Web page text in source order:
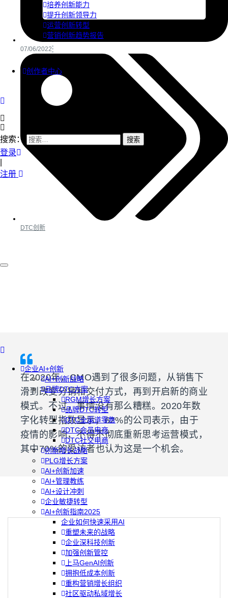
培养创新能力
提升创新领导力
运营创新转型
营销创新趋势报告
创作者中心
搜索：
登录
注册
企业AI+创新
AI+创新战略
品牌DTC方案
RGM增长方案
品牌DTC转型
DTC全渠道零售
DTC会员电商
DTC社交电商
创新增长战略
PLG增长方案
AI+创新加速
AI+管理教练
AI+设计冲刺
企业敏捷转型
AI+创新指南2025
企业如何快速采用AI
重塑未来的战略
企业深科技创新
加强创新管控
上马GenAI创新
拥抱低成本创新
重构营销增长组织
社区驱动私域增长
07/06/2022
DTC创新
在2020年，CMO遇到了很多问题，从销售下
滑到改变分销和交付方式，再到开启新的商业
模式。不过，事情没有那么糟糕。2020年数
字化转型指数显示，62%的公司表示，由于
疫情的影响，不得不彻底重新思考运营模式，
其中70%的受访者也认为这是一个机会。